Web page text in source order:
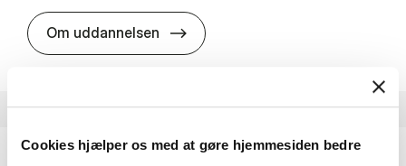
Cookies hjælper os med at gøre hjemmesiden bedre
Om uddannelsen HA i pro­jekt­le­del­se